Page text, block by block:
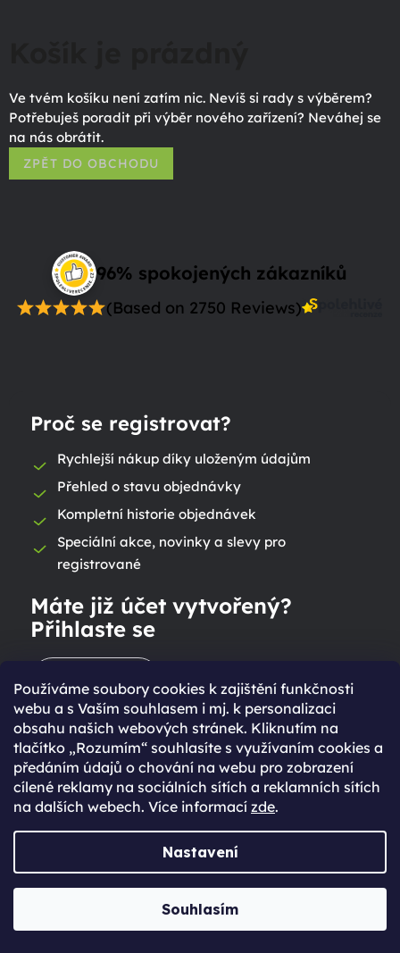
Používáme soubory cookies k zajištění funkčnosti
webu a s Vaším souhlasem i mj. k personalizaci
obsahu našich webových stránek. Kliknutím na
tlačítko „Rozumím“ souhlasíte s využívaním cookies a
předáním údajů o chování na webu pro zobrazení
cílené reklamy na sociálních sítích a reklamních sítích
na dalších webech. Více informací zde.
Nastavení
Souhlasím
Ve tvém košíku není zatím nic. Nevíš si rady s výběrem?
Potřebuješ poradit při výběr nového zařízení? Neváhej se
na nás obrátit.
ZPĚT DO OBCHODU
96% spokojených zákazníků
(Based on 2750 Reviews)
Proč se registrovat?
Rychlejší nákup díky uloženým údajům
Přehled o stavu objednávky
Kompletní historie objednávek
Speciální akce, novinky a slevy pro
registrované
Máte již účet vytvořený?
Přihlaste se
Přihlásit se
Ještě nemáte účet?
Rychlejší nákup díky uloženým údajům
Přehled o stavu objednávky
Kompletní historie objednávek